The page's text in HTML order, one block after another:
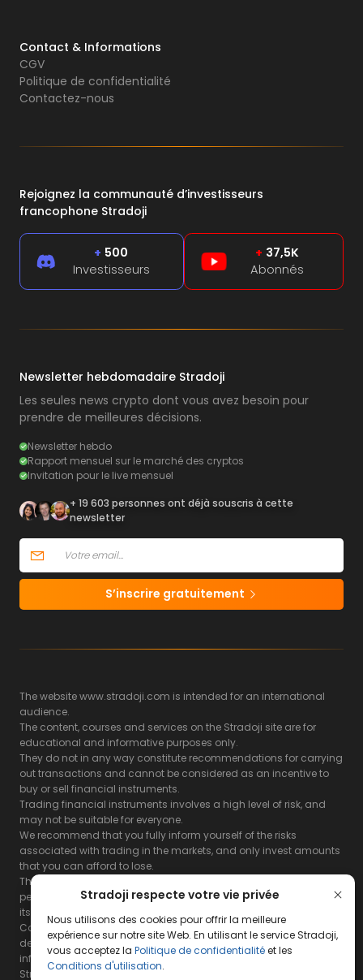
Stradoji respecte votre vie privée
Nous utilisons des cookies pour offrir la meilleure
expérience sur notre site Web. En utilisant le service Stradoji,
vous acceptez la Politique de confidentialitéet les
Conditions d'utilisation.
Contact & Informations
CGV
Politique de confidentialité
Contactez-nous
Rejoignez la communauté d’investisseurs
francophone Stradoji
+ 500
Investisseurs
+ 37,5K
Abonnés
Newsletter hebdomadaire Stradoji
Les seules news crypto dont vous avez besoin pour
prendre de meilleures décisions.
Newsletter hebdo
Rapport mensuel sur le marché des cryptos
Invitation pour le live mensuel
+ 19 603 personnes ont déjà souscris à cette
newsletter
S’inscrire gratuitement
The website www.stradoji.com is intended for an international
audience.
The content, courses and services on the Stradoji site are for
educational and informative purposes only.
They do not in any way constitute recommendations for carrying
out transactions and cannot be considered as an incentive to
buy or sell financial instruments.
Trading financial instruments involves a high level of risk, and
may not be suitable for everyone.
We recommend that you fully inform yourself of the risks
associated with trading in the markets, and only invest amounts
that you can afford to lose.
The Stradoji site does not guarantee the results or the
performance of products based on the information contained on
its site and its servers.
Consequently, the Stradoji site and its publishing company
decline all responsibility in the use that may be made of this
information and the consequences that may result therefrom.
Stradoji Services are not authorized for US citizens or US residents.